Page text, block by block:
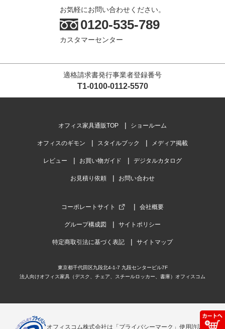
お気軽にお問い合わせください。
0120-535-789
カスタマーセンター
適格請求書発行事業者登録番号
T1-0100-0112-5570
オフィス家具通販TOP ショールーム
オフィスのギモン スタイルブック メディア掲載
レビュー お買い物ガイド デジタルカタログ
お見積り依頼 お問い合わせ
コーポレートサイト 会社概要
グループ構成図 サイトポリシー
特定商取引法に基づく表記 サイトマップ
東京都千代田区九段北4-1-7 九段センタービル7F
法人向けオフィス家具（デスク、チェア、スチールロッカー、書庫）オフィスコム
オフィスコム株式会社は「プライバシーマーク」使用許諾事